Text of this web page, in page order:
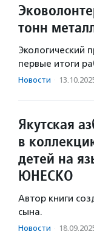
тонн
Экологический
первые итоги
Новости ·
Якутская
в
детей на
ЮНЕСКО
Автор книги
сына.
Новости ·